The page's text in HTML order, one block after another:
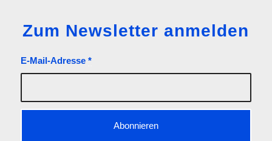
Zum Newsletter anmelden
E-Mail-Adresse *